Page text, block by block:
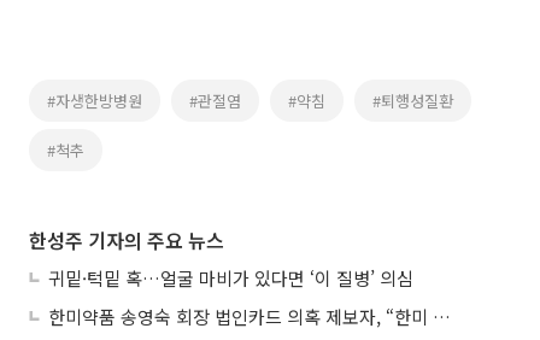
#자생한방병원 #관절염 #약침 #퇴행성질환
#척추
한성주 기자의 주요 뉴스
귀밑·턱밑 혹…얼굴 마비가 있다면 ‘이 질병’ 의심
한미약품 송영숙 회장 법인카드 의혹 제보자, “한미 잘 되기 바라는 마음”